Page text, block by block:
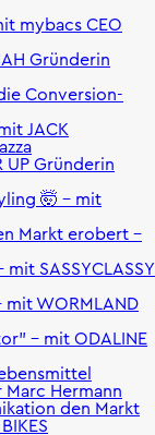
mybacs CEO
Gründerin
Conversion-
JACK
UP Gründerin
🤯 - mit
Markt erobert –
SASSYCLASSY
WORMLAND
- mit ODALINE
Hermann
den Markt